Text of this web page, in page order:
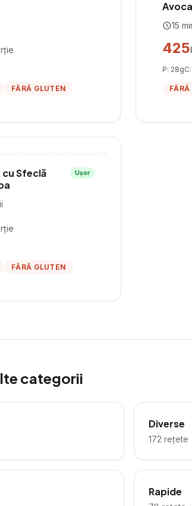
FĂRĂ GLUTEN
15
425
P: 28gC:
Sfeclă
Ușor
FĂRĂ GLUTEN
categorii
Diverse
172 rețete
Rapide